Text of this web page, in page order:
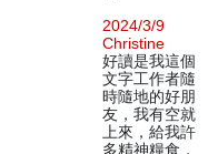
2024/3/9
Christine
好讀是我這個
文字工作者隨
時隨地的好朋
友，我有空就
上來，給我許
多精神糧食，